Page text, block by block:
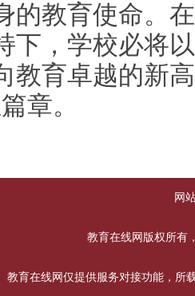
的教育使命。
下，学校必将
教育卓越的新
章。
网
教育在线网版权所有
教育在线网仅提供服务对接功能，所